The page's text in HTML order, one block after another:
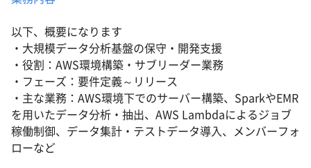
以下、概要になります
・大規模データ分析基盤の保守・開発支援
・役割：AWS環境構築・サブリーダー業務
・フェーズ：要件定義～リリース
・主な業務：AWS環境下でのサーバー構築、SparkやEMR
を用いたデータ分析・抽出、AWS Lambdaによるジョブ
稼働制御、データ集計・テストデータ導入、メンバーフォ
ローなど